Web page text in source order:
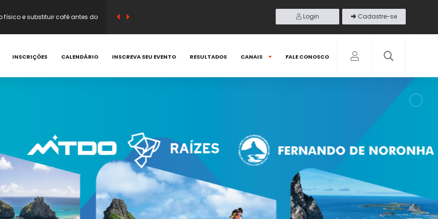
físico e substituir café antes do Login Cadastre-se
INSCRIÇÕES CALENDÁRIO INSCREVA SEU EVENTO RESULTADOS CANAIS FALE CONOSCO